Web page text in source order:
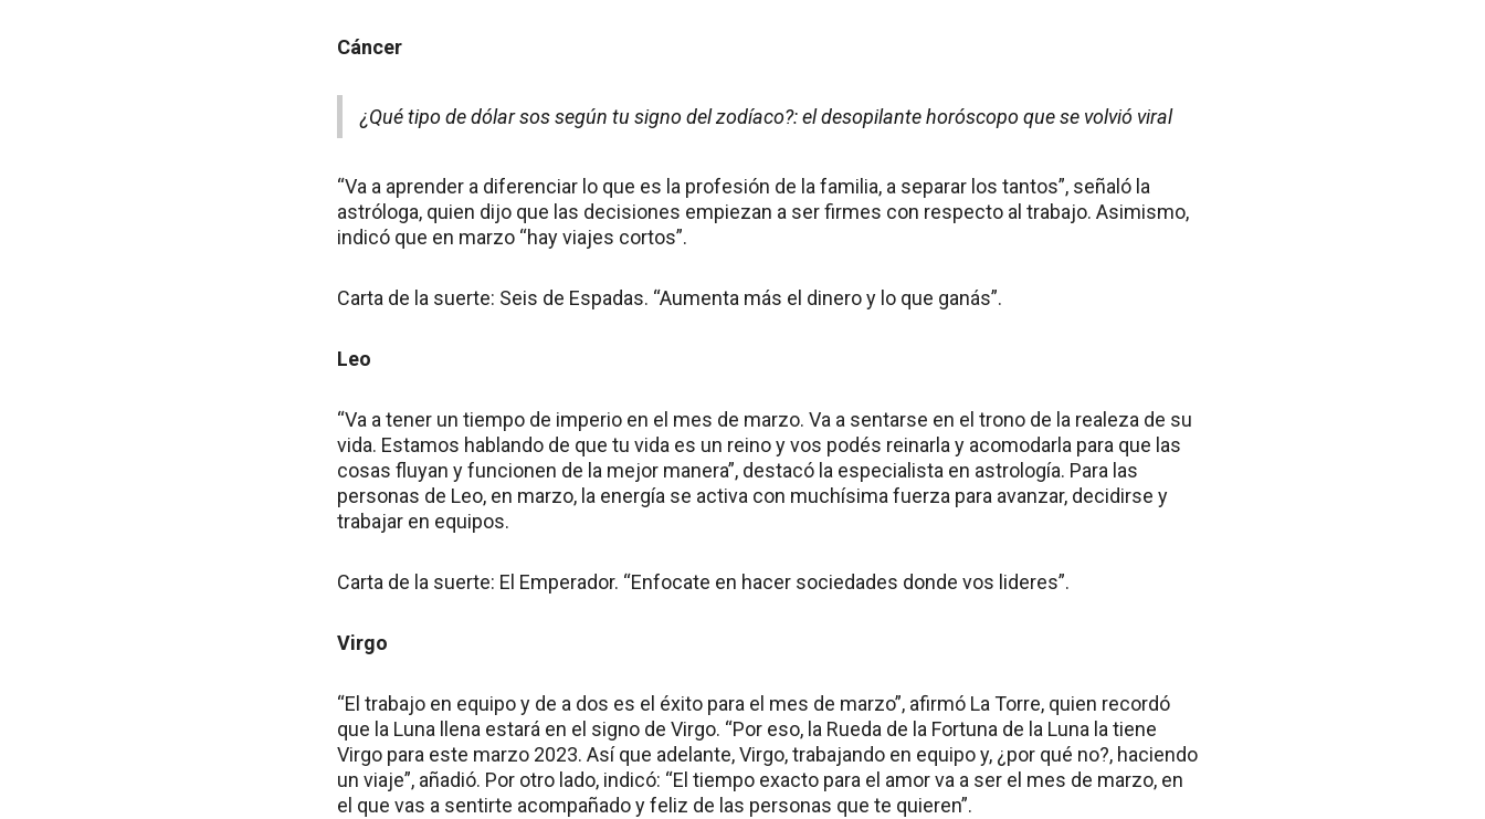
Cáncer
¿Qué tipo de dólar sos según tu signo del zodíaco?: el desopilante horóscopo que se volvió viral
“Va a aprender a diferenciar lo que es la profesión de la familia, a separar los tantos”, señaló la
astróloga, quien dijo que las decisiones empiezan a ser firmes con respecto al trabajo. Asimismo,
indicó que en marzo “hay viajes cortos”.
Carta de la suerte: Seis de Espadas. “Aumenta más el dinero y lo que ganás”.
Leo
“Va a tener un tiempo de imperio en el mes de marzo. Va a sentarse en el trono de la realeza de su
vida. Estamos hablando de que tu vida es un reino y vos podés reinarla y acomodarla para que las
cosas fluyan y funcionen de la mejor manera”, destacó la especialista en astrología. Para las
personas de Leo, en marzo, la energía se activa con muchísima fuerza para avanzar, decidirse y
trabajar en equipos.
Carta de la suerte: El Emperador. “Enfocate en hacer sociedades donde vos lideres”.
Virgo
“El trabajo en equipo y de a dos es el éxito para el mes de marzo”, afirmó La Torre, quien recordó
que la Luna llena estará en el signo de Virgo. “Por eso, la Rueda de la Fortuna de la Luna la tiene
Virgo para este marzo 2023. Así que adelante, Virgo, trabajando en equipo y, ¿por qué no?, haciendo
un viaje”, añadió. Por otro lado, indicó: “El tiempo exacto para el amor va a ser el mes de marzo, en
el que vas a sentirte acompañado y feliz de las personas que te quieren”.